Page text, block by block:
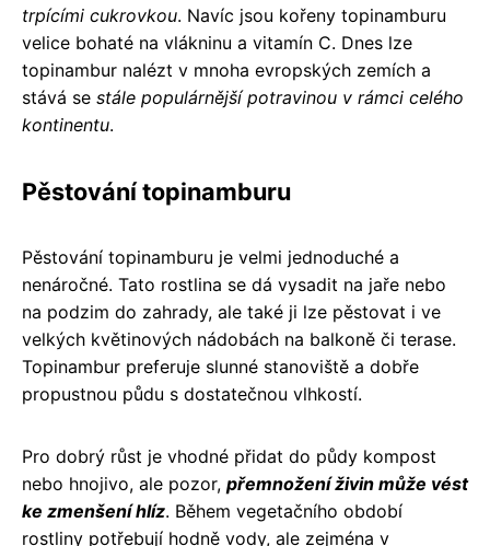
trpícími cukrovkou. Navíc jsou kořeny topinamburu
velice bohaté na vlákninu a vitamín C. Dnes lze
topinambur nalézt v mnoha evropských zemích a
stává se stále populárnější potravinou v rámci celého
kontinentu.
Pěstování topinamburu
Pěstování topinamburu je velmi jednoduché a
nenáročné. Tato rostlina se dá vysadit na jaře nebo
na podzim do zahrady, ale také ji lze pěstovat i ve
velkých květinových nádobách na balkoně či terase.
Topinambur preferuje slunné stanoviště a dobře
propustnou půdu s dostatečnou vlhkostí.
Pro dobrý růst je vhodné přidat do půdy kompost
nebo hnojivo, ale pozor, přemnožení živin může vést
ke zmenšení hlíz. Během vegetačního období
rostliny potřebují hodně vody, ale zejména v